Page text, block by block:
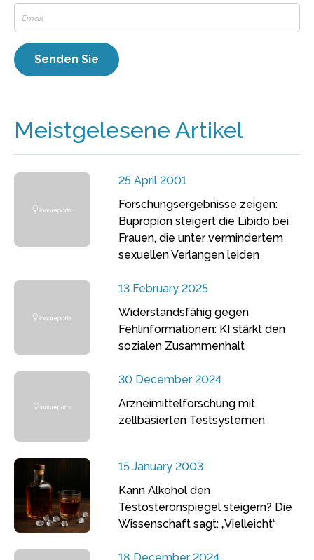
Meistgelesene Artikel
25 April 2001
Forschungsergebnisse zeigen:
Bupropion steigert die Libido bei
Frauen, die unter vermindertem
sexuellen Verlangen leiden
13 February 2025
Widerstandsfähig gegen
Fehlinformationen: KI stärkt den
sozialen Zusammenhalt
30 December 2024
Arzneimittelforschung mit
zellbasierten Testsystemen
15 January 2003
Kann Alkohol den
Testosteronspiegel steigern? Die
Wissenschaft sagt: „Vielleicht“
18 December 2024